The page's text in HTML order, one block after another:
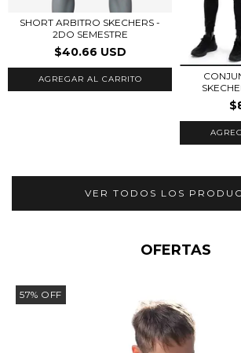
SHORT ARBITRO SKECHERS -
2DO SEMESTRE
$40.66 USD
AGREGAR AL CARRITO
VER TODOS LOS
OFERTAS
57% OFF